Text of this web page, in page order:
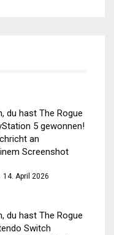
du hast The Rogue
5 gewonnen!
an
Screenshot
14. April 2026
du hast The Rogue
Switch